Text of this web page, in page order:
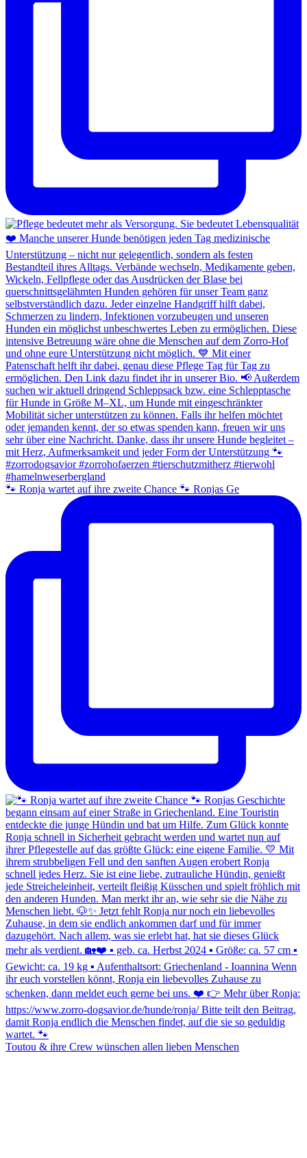
🐾 Ronja wartet auf ihre zweite Chance 🐾 Ronjas Ge
Toutou & ihre Crew wünschen allen lieben Menschen